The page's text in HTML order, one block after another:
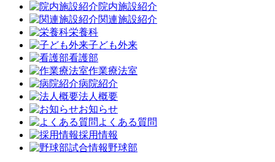
院内施設紹介
関連施設紹介
栄養科
子ども外来
看護部
作業療法室
病院紹介
法人概要
お知らせ
よくある質問
採用情報
野球部